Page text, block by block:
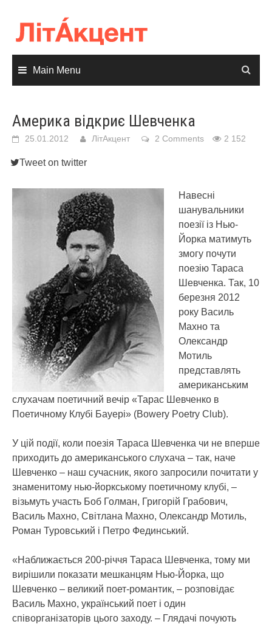
content
Main Menu
Америка відкриє Шевченка
25.01.2012 ЛітАкцент 2 Comments 2 152
Tweet on twitter
Навесні
шанувальники
поезії із Нью-
Йорка матимуть
змогу почути
поезію Тараса
Шевченка. Так, 10
березня 2012
року Василь
Махно та
Олександр
Мотиль
представлять
американським
слухачам поетичний вечір «Тарас Шевченко в
Поетичному Клубі Бауері» (Bowery Poetry Club).
У цій події, коли поезія Тараса Шевченка чи не вперше
приходить до американського слухача – так, наче
Шевченко – наш сучасник, якого запросили почитати у
знаменитому нью-йоркському поетичному клубі, –
візьмуть участь Боб Голман, Григорій Грабович,
Василь Махно, Світлана Махно, Олександр Мотиль,
Роман Туровський і Петро Фединський.
«Наближається 200-річчя Тараса Шевченка, тому ми
вирішили показати мешканцям Нью-Йорка, що
Шевченко – великий поет-романтик, – розповідає
Василь Махно, український поет і один
співорганізаторів цього заходу. – Глядачі почують